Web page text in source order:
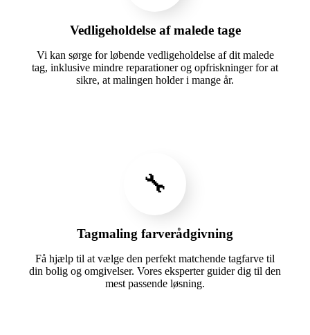
Vedligeholdelse af malede tage
Vi kan sørge for løbende vedligeholdelse af dit malede
tag, inklusive mindre reparationer og opfriskninger for at
sikre, at malingen holder i mange år.
🔧
Tagmaling farverådgivning
Få hjælp til at vælge den perfekt matchende tagfarve til
din bolig og omgivelser. Vores eksperter guider dig til den
mest passende løsning.